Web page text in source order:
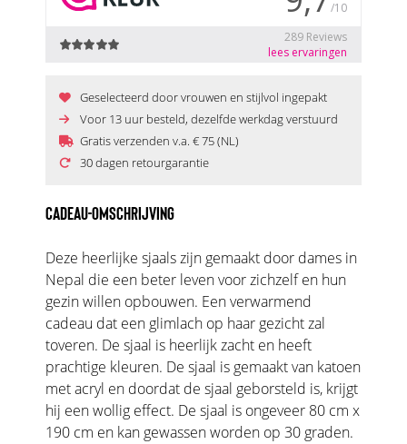
Geselecteerd door vrouwen en stijlvol ingepakt
Voor 13 uur besteld, dezelfde werkdag verstuurd
Gratis verzenden v.a. € 75 (NL)
30 dagen retourgarantie
CADEAU-OMSCHRIJVING
Deze heerlijke sjaals zijn gemaakt door dames in
Nepal die een beter leven voor zichzelf en hun
gezin willen opbouwen. Een verwarmend
cadeau dat een glimlach op haar gezicht zal
toveren. De sjaal is heerlijk zacht en heeft
prachtige kleuren. De sjaal is gemaakt van katoen
met acryl en doordat de sjaal geborsteld is, krijgt
hij een wollig effect. De sjaal is ongeveer 80 cm x
190 cm en kan gewassen worden op 30 graden.